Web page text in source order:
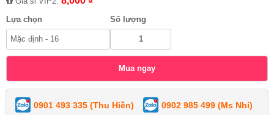
Lựa chọn Số lượng
0901 493 335 (Thu Hiền) 0902 985 499 (Ms Nhi)